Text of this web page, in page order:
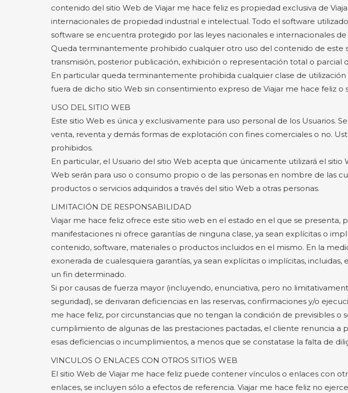
contenido del sitio Web de Viajar me hace feliz es propiedad exclusiva de
internacionales de propiedad industrial e intelectual. Todo el software
software se encuentra protegido por las leyes nacionales e internacionales
Queda terminantemente prohibido cualquier otro uso del contenido de este
transmisión, posterior publicación, exhibición o representación total o parcial
En particular queda terminantemente prohibida cualquier clase de
fuera de dicho sitio Web sin consentimiento expreso de Viajar me hace feliz o
USO DEL SITIO WEB
Este sitio Web es única y exclusivamente para uso personal de los Usuarios.
venta, reventa y demás formas de explotación con fines comerciales o no.
prohibidos.
En particular, el Usuario del sitio Web acepta que únicamente utilizará el sitio
Web serán para uso o consumo propio o de las personas en nombre de las
productos o servicios adquiridos a través del sitio Web a otras personas.
LIMITACIÓN DE RESPONSABILIDAD
Viajar me hace feliz ofrece este sitio web en el estado en el que se
manifestaciones ni ofrece garantías de ninguna clase, ya sean explícitas o
contenido, software, materiales o productos incluidos en el mismo. En la
exonerada de cualesquiera garantías, ya sean explícitas o implícitas,
un fin determinado.
Si por causas de fuerza mayor (incluyendo, enunciativa, pero no
seguridad), se derivaran deficiencias en las reservas, confirmaciones y/o
me hace feliz, por circunstancias que no tengan la condición de previsibles o
cumplimiento de algunas de las prestaciones pactadas, el cliente renuncia
esas deficiencias o incumplimientos, a menos que se constatase la falta de
VINCULOS O ENLACES CON OTROS SITIOS WEB
El sitio Web de Viajar me hace feliz puede contener vínculos o enlaces con
enlaces, se incluyen sólo a efectos de referencia. Viajar me hace feliz no